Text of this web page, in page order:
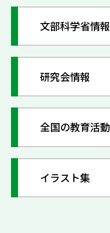
文部科学省情報
研究会情報
全国の教育活動
イラスト集